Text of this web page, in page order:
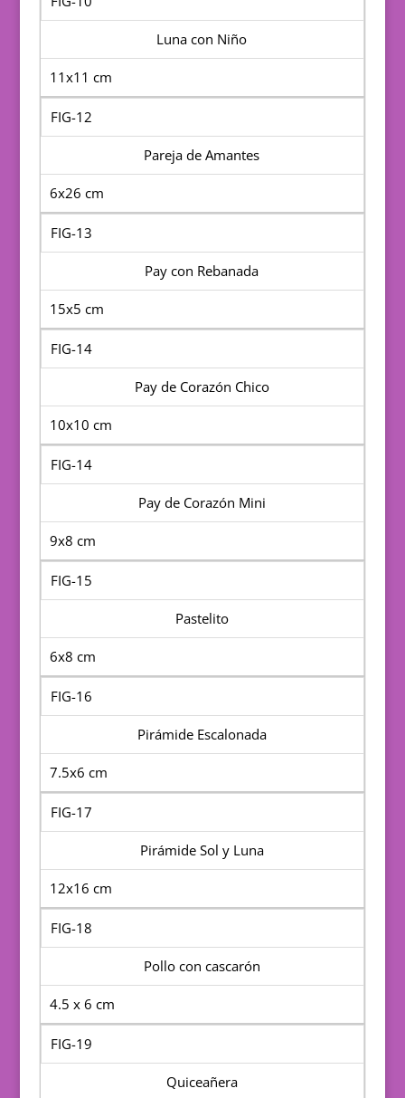
Luna con Niño
11x11 cm
FIG-12
Pareja de Amantes
6x26 cm
FIG-13
Pay con Rebanada
15x5 cm
FIG-14
Pay de Corazón Chico
10x10 cm
FIG-14
Pay de Corazón Mini
9x8 cm
FIG-15
Pastelito
6x8 cm
FIG-16
Pirámide Escalonada
7.5x6 cm
FIG-17
Pirámide Sol y Luna
12x16 cm
FIG-18
Pollo con cascarón
4.5 x 6 cm
FIG-19
Quiceañera